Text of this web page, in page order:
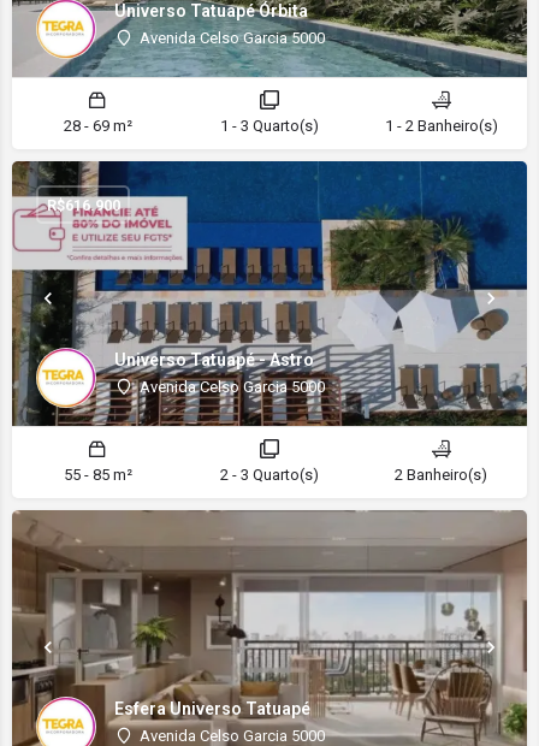
Universo Tatuapé Órbita
Avenida Celso Garcia 5000
28 - 69 m² 1 - 3 Quarto(s) 1 - 2 Banheiro(s)
Universo Tatuapé - Astro
Avenida Celso Garcia 5000
R$616.900
55 - 85 m² 2 - 3 Quarto(s) 2 Banheiro(s)
Esfera Universo Tatuapé
Avenida Celso Garcia 5000